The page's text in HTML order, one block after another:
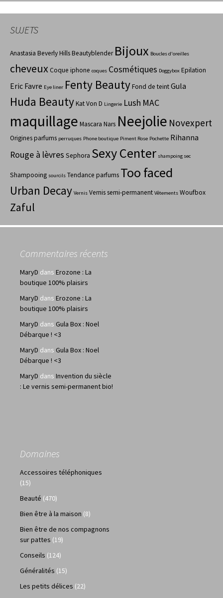
SUJETS
Anastasia Beverly HillsBeautyblender Bijoux Boucles d'oreilles
cheveuxCoque iphone coques Cosmétiques Doggybox Epilation
Eric Favre Eye liner Fenty BeautyFond de teintGula
Huda BeautyKat Von D Lingerie Lush MAC
maquillage Mascara Nars Neejolie Novexpert
Origines parfums perruques Phone boutique Piment Rose Pochette Rihanna
Rouge à lèvres Sephora Sexy Center shampoing sec
Shampooing sourcils Tendance parfums Too faced
Urban Decay Vernis Vernis semi-permanent Vêtements Woufbox
Zaful
Commentaires récents
MaryD dans Erozone : La
boutique 100% plaisirs
MaryD dans Erozone : La
boutique 100% plaisirs
MaryD dans Gula Box : Noel
Débarque ! <3
MaryD dans Gula Box : Noel
Débarque ! <3
MaryD dans Invention du siècle
: Le vernis semi-permanent bio!
Domaines
Accessoires téléphoniques
(15)
Beauté (470)
Bien être à la maison (8)
Bien être de nos compagnons
sur pattes (19)
Conseils (124)
Généralités (15)
Les petits délices (22)